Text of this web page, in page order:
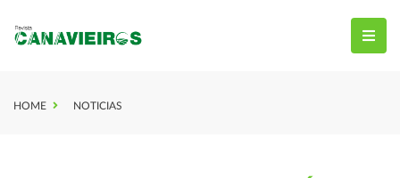
HOME NOTICIAS